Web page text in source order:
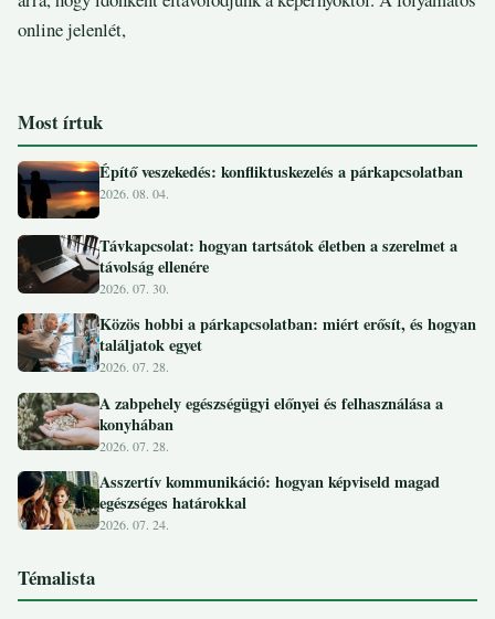
online jelenlét,
Most írtuk
Építő veszekedés: konfliktuskezelés a párkapcsolatban
2026. 08. 04.
Távkapcsolat: hogyan tartsátok életben a szerelmet a
távolság ellenére
2026. 07. 30.
Közös hobbi a párkapcsolatban: miért erősít, és hogyan
találjatok egyet
2026. 07. 28.
A zabpehely egészségügyi előnyei és felhasználása a
konyhában
2026. 07. 28.
Asszertív kommunikáció: hogyan képviseld magad
egészséges határokkal
2026. 07. 24.
Témalista